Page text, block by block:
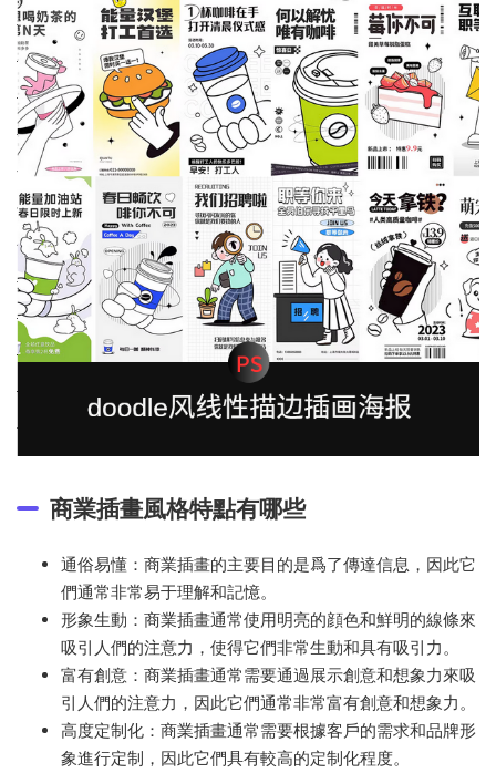
商業插畫風格特點有哪些
通俗易懂：商業插畫的主要目的是爲了傳達信息，因此它
們通常非常易于理解和記憶。
形象生動：商業插畫通常使用明亮的顔色和鮮明的線條來
吸引人們的注意力，使得它們非常生動和具有吸引力。
富有創意：商業插畫通常需要通過展示創意和想象力來吸
引人們的注意力，因此它們通常非常富有創意和想象力。
高度定制化：商業插畫通常需要根據客戶的需求和品牌形
象進行定制，因此它們具有較高的定制化程度。